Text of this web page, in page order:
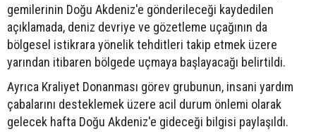
gemilerinin Doğu Akdeniz'e gönderileceği kaydedilen
açıklamada, deniz devriye ve gözetleme uçağının da
bölgesel istikrara yönelik tehditleri takip etmek üzere
yarından itibaren bölgede uçmaya başlayacağı belirtildi.
Ayrıca Kraliyet Donanması görev grubunun, insani yardım
çabalarını desteklemek üzere acil durum önlemi olarak
gelecek hafta Doğu Akdeniz'e gideceği bilgisi paylaşıldı.